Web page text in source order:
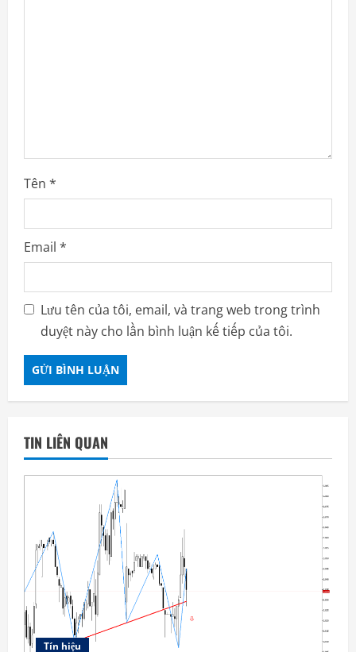
Tên *
Email *
Lưu tên của tôi, email, và trang web trong trình
duyệt này cho lần bình luận kế tiếp của tôi.
TIN LIÊN QUAN
Tín hiệu